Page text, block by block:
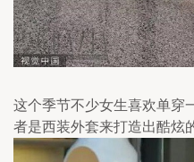
这个季节不少女生喜欢单穿
者是西装外套来打造出酷炫